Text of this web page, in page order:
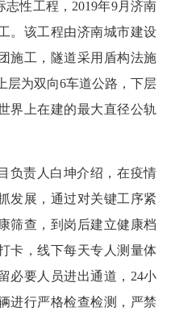
性工程，2019年9月济南
。该工程由济南城市建设
施工，隧道采用盾构法施
层为双向6车道公路，下层
界上在建的最大直径公轨
负责人白坤介绍，在疫情
发展，通过对关键工序紧
筛查，到岗后建立健康档
卡，线下每天专人测量体
必要人员进出通道，24小
进行严格检查检测，严禁